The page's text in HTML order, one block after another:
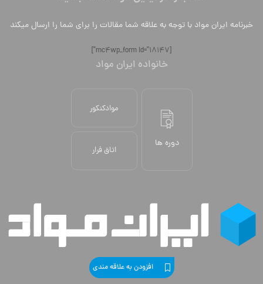
خبرنامه ایران مواد با توجه به علاقه شما مقالات را برای شما را ارسال میکند
[mc4wp_form id="18147"]
خانواده ایران مواد
دوره ها
موادکنکور
اتاق فرار
افزودن به علاقه مندی